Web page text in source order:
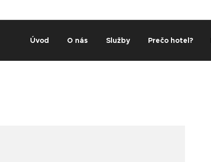
Úvod O nás Služby Prečo hotel?